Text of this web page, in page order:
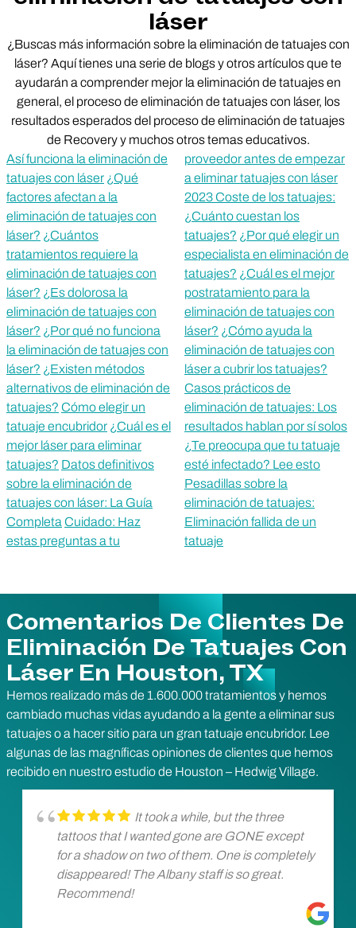
láser
¿Buscas más información sobre la eliminación de tatuajes con
láser? Aquí tienes una serie de blogs y otros artículos que te
ayudarán a comprender mejor la eliminación de tatuajes en
general, el proceso de eliminación de tatuajes con láser, los
resultados esperados del proceso de eliminación de tatuajes
de Recovery y muchos otros temas educativos.
Así funciona la eliminación de
tatuajes con láser ¿Qué
factores afectan a la
eliminación de tatuajes con
láser? ¿Cuántos
tratamientos requiere la
eliminación de tatuajes con
láser? ¿Es dolorosa la
eliminación de tatuajes con
láser? ¿Por qué no funciona
la eliminación de tatuajes con
láser? ¿Existen métodos
alternativos de eliminación de
tatuajes? Cómo elegir un
tatuaje encubridor ¿Cuál es el
mejor láser para eliminar
tatuajes? Datos definitivos
sobre la eliminación de
tatuajes con láser: La Guía
Completa Cuidado: Haz
estas preguntas a tu
proveedor antes de empezar
a eliminar tatuajes con láser
2023 Coste de los tatuajes:
¿Cuánto cuestan los
tatuajes? ¿Por qué elegir un
especialista en eliminación de
tatuajes? ¿Cuál es el mejor
postratamiento para la
eliminación de tatuajes con
láser? ¿Cómo ayuda la
eliminación de tatuajes con
láser a cubrir los tatuajes?
Casos prácticos de
eliminación de tatuajes: Los
resultados hablan por sí solos
¿Te preocupa que tu tatuaje
esté infectado? Lee esto
Pesadillas sobre la
eliminación de tatuajes:
Eliminación fallida de un
tatuaje
Comentarios De Clientes De
Eliminación De Tatuajes Con
Láser En Houston, TX
Hemos realizado más de 1.600.000 tratamientos y hemos
cambiado muchas vidas ayudando a la gente a eliminar sus
tatuajes o a hacer sitio para un gran tatuaje encubridor. Lee
algunas de las magníficas opiniones de clientes que hemos
recibido en nuestro estudio de Houston – Hedwig Village.
It took a while, but the three
tattoos that I wanted gone are GONE except
for a shadow on two of them. One is completely
disappeared! The Albany staff is so great.
Recommend!